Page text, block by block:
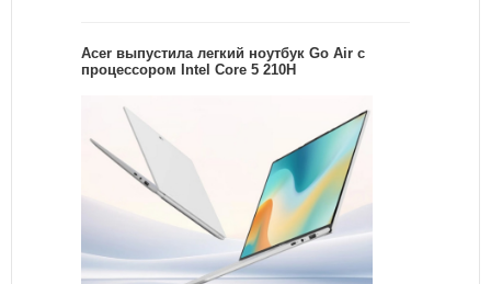
Acer выпустила легкий ноутбук Go Air c
процессором Intel Core 5 210H